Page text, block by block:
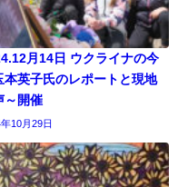
月14日 ウクライナの今
本英子氏のレポートと現地
～開催
10月29日